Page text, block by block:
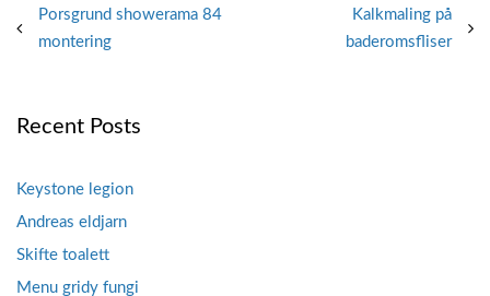
Post
navigation
Porsgrund showerama 84
montering
Kalkmaling på
baderomsfliser
Recent Posts
Keystone legion
Andreas eldjarn
Skifte toalett
Menu gridy fungi